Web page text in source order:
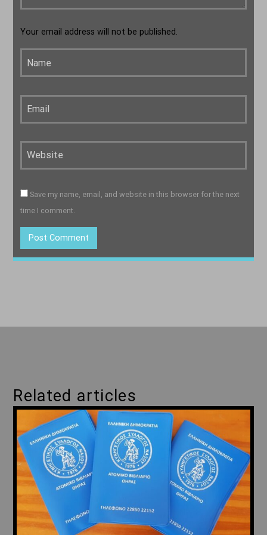
Your email address will not be published.
Save my name, email, and website in this browser for the next
time I comment.
Related articles